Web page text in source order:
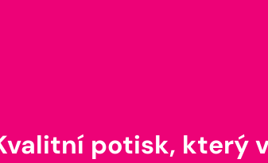
potisk, který